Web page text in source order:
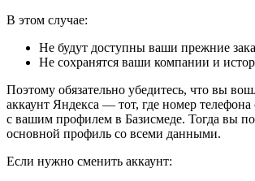
В этом случае:
Не будут доступны ваши прежние
Не сохранятся ваши компании и
Поэтому обязательно убедитесь, что вы
аккаунт Яндекса — тот, где номер телефона
с вашим профилем в Базисмеде. Тогда вы
основной профиль со всеми данными.
Если нужно сменить аккаунт: